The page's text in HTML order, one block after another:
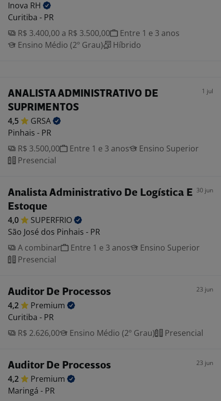
Inova RH
Curitiba - PR
R$ 3.400,00 a R$ 3.500,00
Entre 1 e 3 anos
Ensino Médio (2º Grau)
Híbrido
ANALISTA ADMINISTRATIVO DE
SUPRIMENTOS
1 jul
4,5
GRSA
Pinhais - PR
R$ 3.500,00
Entre 1 e 3 anos
Ensino Superior
Presencial
Analista Administrativo De Logística E
Estoque
30 jun
4,0
SUPERFRIO
São José dos Pinhais - PR
A combinar
Entre 1 e 3 anos
Ensino Superior
Presencial
Auditor De Processos 23 jun
4,2
Premium
Curitiba - PR
R$ 2.626,00
Ensino Médio (2º Grau) Presencial
Auditor De Processos 23 jun
4,2
Premium
Maringá - PR